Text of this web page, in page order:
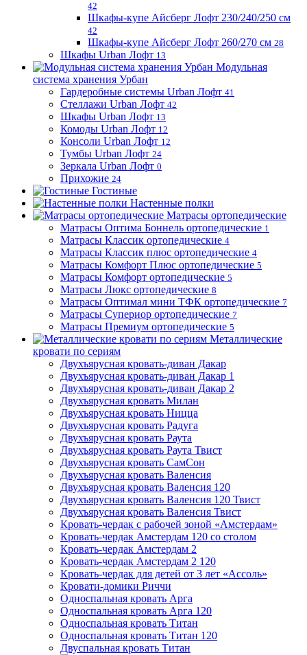
42
Шкафы-купе Айсберг Лофт 230/240/250 см
42
Шкафы-купе Айсберг Лофт 260/270 см 28
Шкафы Urban Лофт 13
Модульная
система хранения Урбан
Гардеробные системы Urban Лофт 41
Стеллажи Urban Лофт 42
Шкафы Urban Лофт 13
Комоды Urban Лофт 12
Консоли Urban Лофт 12
Тумбы Urban Лофт 24
Зеркала Urban Лофт 0
Прихожие 24
Гостиные
Настенные полки
Матрасы ортопедические
Матрасы Оптима Боннель ортопедические 1
Матрасы Классик ортопедические 4
Матрасы Классик плюс ортопедические 4
Матрасы Комфорт Плюс ортопедические 5
Матрасы Комфорт ортопедические 5
Матрасы Люкс ортопедические 8
Матрасы Оптимал мини ТФК ортопедические 7
Матрасы Супериор ортопедические 7
Матрасы Премиум ортопедические 5
Металлические
кровати по сериям
Двухъярусная кровать-диван Дакар
Двухъярусная кровать-диван Дакар 1
Двухъярусная кровать-диван Дакар 2
Двухъярусная кровать Милан
Двухъярусная кровать Ницца
Двухъярусная кровать Радуга
Двухъярусная кровать Раута
Двухъярусная кровать Раута Твист
Двухъярусная кровать СамСон
Двухъярусная кровать Валенсия
Двухъярусная кровать Валенсия 120
Двухъярусная кровать Валенсия 120 Твист
Двухъярусная кровать Валенсия Твист
Кровать-чердак с рабочей зоной «Амстердам»
Кровать-чердак Амстердам 120 со столом
Кровать-чердак Амстердам 2
Кровать-чердак Амстердам 2 120
Кровать-чердак для детей от 3 лет «Ассоль»
Кровати-домики Риччи
Односпальная кровать Арга
Односпальная кровать Арга 120
Односпальная кровать Титан
Односпальная кровать Титан 120
Двуспальная кровать Титан